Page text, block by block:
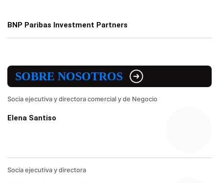
BNP Paribas Investment Partners
SOBRE NOSOTROS
Socia ejecutiva y directora comercial y de Negocio
Elena Santiso
Socia ejecutiva y directora